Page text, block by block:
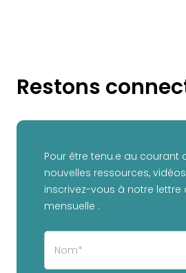
Restons
Pour être tenu.e au courant
nouvelles ressources,
inscrivez-vous à notre lettre
mensuelle :